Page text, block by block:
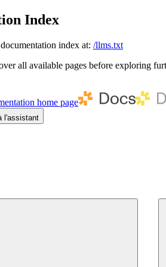
Index
index at: /llms.txt
all available pages before exploring
home page
l'assistant